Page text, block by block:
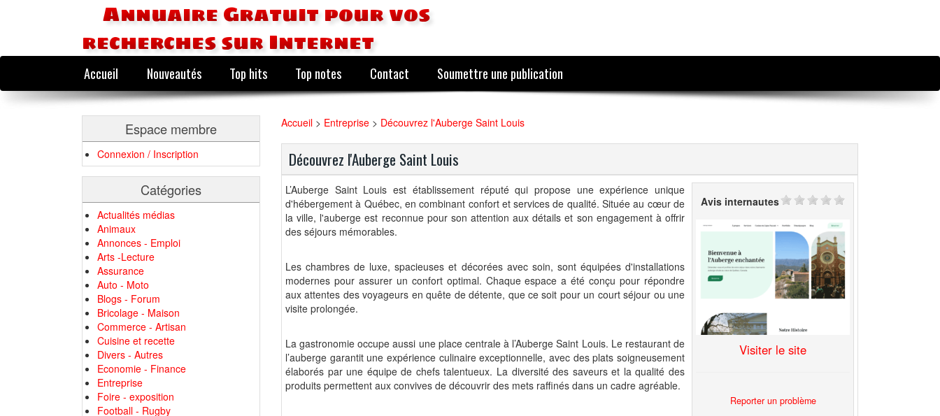
Annuaire Gratuit pour vos
recherches sur Internet
Accueil Nouveautés Top hits Top notes Contact Soumettre une publication
Espace membre
Connexion / Inscription
Catégories
Actualités médias
Animaux
Annonces - Emploi
Arts -Lecture
Assurance
Auto - Moto
Blogs - Forum
Bricolage - Maison
Commerce - Artisan
Cuisine et recette
Divers - Autres
Economie - Finance
Entreprise
Foire - exposition
Football - Rugby
Accueil > Entreprise > Découvrez l'Auberge Saint Louis
Découvrez l'Auberge Saint Louis
L’Auberge Saint Louisest établissement réputé qui proposeune expérience unique
d'hébergement à Québec, encombinant confort et services de qualité. Située au cœur de
la ville, l'auberge est reconnue pour son attention aux détails et son engagement à offrir
des séjours mémorables.
Les chambres de luxe, spacieuses et décorées avec soin, sont équipées d'installations
modernes pour assurer un confort optimal. Chaque espace a été conçu pour répondre
aux attentes des voyageurs en quête de détente, que ce soit pour un court séjour ou une
visite prolongée.
La gastronomie occupeaussi une place centrale à l’Auberge Saint Louis. Le restaurant de
l’auberge garantitune expérience culinaire exceptionnelle, avec des plats soigneusement
élaborés par une équipe de chefs talentueux. La diversité des saveurs et la qualité des
produits permettent aux convives de découvrir des mets raffinés dans un cadre agréable.
Avis internautes
Visiter le site
Reporter un problème